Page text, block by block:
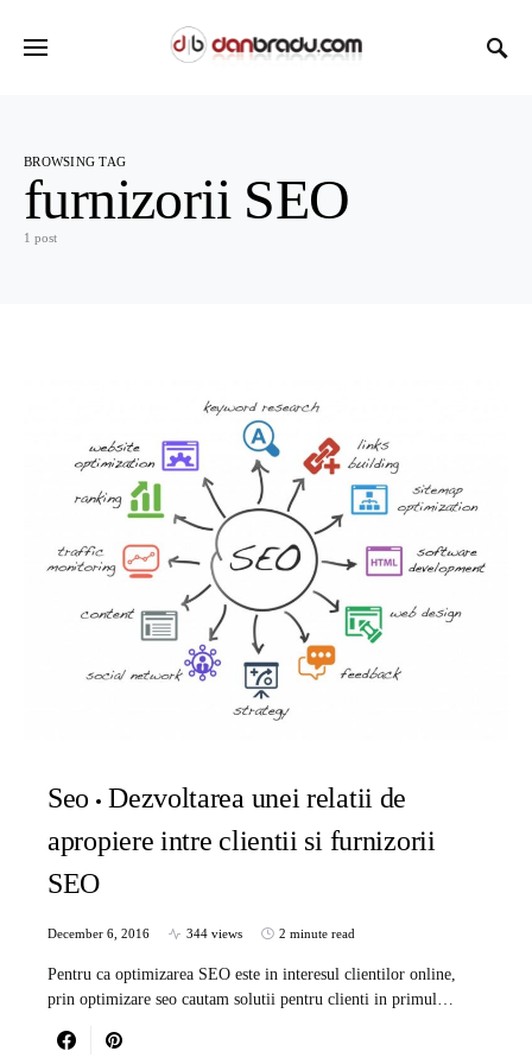
BROWSING TAG
furnizorii SEO
1 post
Seo
Dezvoltarea unei relatii de
apropiere intre clientii si furnizorii
SEO
December 6, 2016 344 views 2 minute read
Pentru ca optimizarea SEO este in interesul clientilor online,
prin optimizare seo cautam solutii pentru clienti in primul…